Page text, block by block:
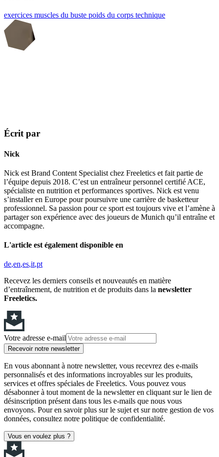
exercices muscles du buste poids du corps technique
Écrit par
Nick
Nick est Brand Content Specialist chez Freeletics et fait partie de
l’équipe depuis 2018. C’est un entraîneur personnel certifié ACE,
spécialiste en nutrition et performances sportives. Nick est venu
s’installer en Europe pour poursuivre une carrière de basketteur
professionnel. Sa passion pour ce sport est toujours vive et l’amène à
partager son expérience avec des joueurs de Munich qu’il entraîne et
accompagne.
L'article est également disponible en
de en es it pt
Recevez les derniers conseils et nouveautés en matière
d’entraînement, de nutrition et de produits dans la newsletter
Freeletics.
Votre adresse e-mail
Recevoir notre newsletter
En vous abonnant à notre newsletter, vous recevrez des e-mails
personnalisés et des informations incroyables sur les produits,
services et offres spéciales de Freeletics. Vous pouvez vous
désabonner à tout moment de la newsletter en cliquant sur le lien de
désinscription présent dans tous les e-mails que nous vous
envoyons. Pour en savoir plus sur le sujet et sur notre gestion de vos
données, consultez notre politique de confidentialité.
Vous en voulez plus ?